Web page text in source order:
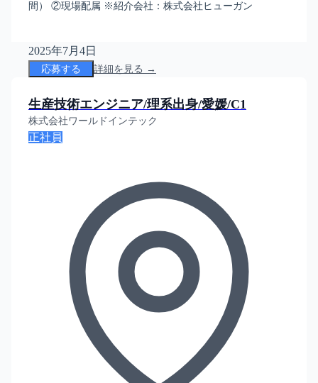
間） ②現場配属 ※紹介会社：株式会社ヒューガン
2025年7月4日
応募する 詳細を見る →
生産技術エンジニア/理系出身/愛媛/C1
株式会社ワールドインテック
正社員